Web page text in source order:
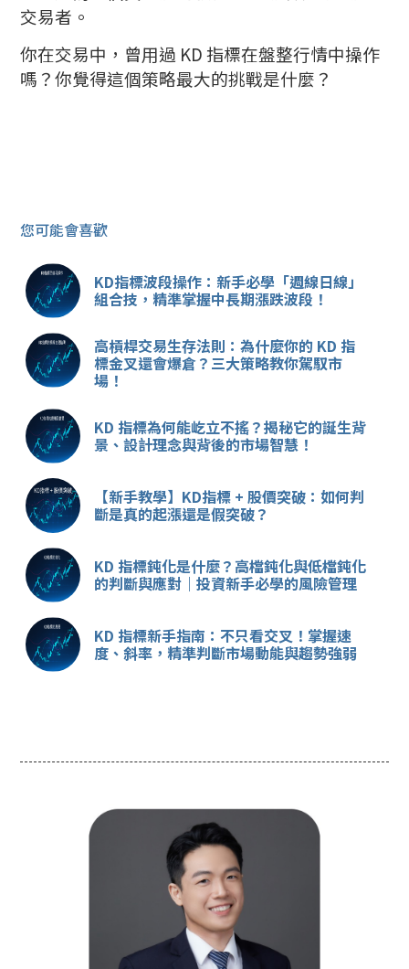
交易者。
你在交易中，曾用過 KD 指標在盤整行情中操作
嗎？你覺得這個策略最大的挑戰是什麼？
您可能會喜歡
KD指標波段操作：新手必學「週線日線」
組合技，精準掌握中長期漲跌波段！
高槓桿交易生存法則：為什麼你的 KD 指
標金叉還會爆倉？三大策略教你駕馭市
場！
KD 指標為何能屹立不搖？揭秘它的誕生背
景、設計理念與背後的市場智慧！
【新手教學】KD指標 + 股價突破：如何判
斷是真的起漲還是假突破？
KD 指標鈍化是什麼？高檔鈍化與低檔鈍化
的判斷與應對｜投資新手必學的風險管理
KD 指標新手指南：不只看交叉！掌握速
度、斜率，精準判斷市場動能與趨勢強弱